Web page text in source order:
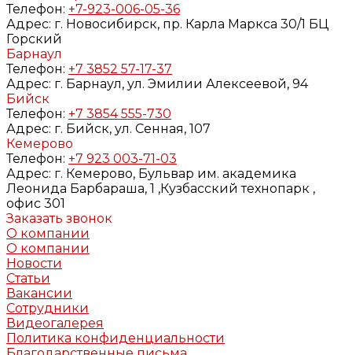
Телефон: +7-923-006-05-36
Адрес: г. Новосибирск, пр. Карла Маркса 30/1 БЦ
Горский
Барнаул
Телефон: +7 3852 57-17-37
Адрес: г. Барнаул, ул. Эмилии Алексеевой, 94
Бийск
Телефон: +7 3854 555-730
Адрес: г. Бийск, ул. Сенная, 107
Кемерово
Телефон: +7 923 003-71-03
Адрес: г. Кемерово, Бульвар им. академика
Леонида Барбараша, 1 ,Кузбасский технопарк ,
офис 301
Заказать звонок
О компании
О компании
Новости
Статьи
Вакансии
Сотрудники
Видеогалерея
Политика конфиденциальности